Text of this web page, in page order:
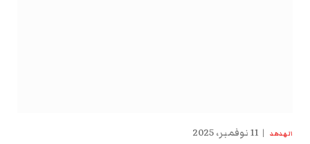
الهدهد 11 نوفمبر، 2025